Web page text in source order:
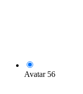
Avatar 56